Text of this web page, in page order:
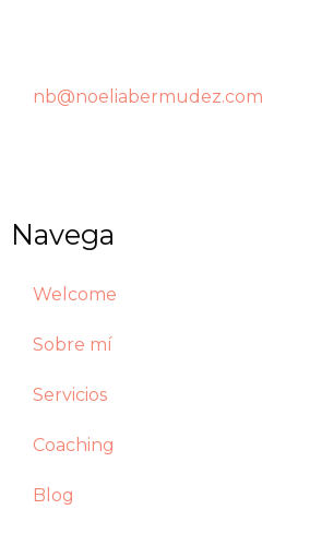
nb@noeliabermudez.com
Navega
Welcome
Sobre mí
Servicios
Coaching
Blog